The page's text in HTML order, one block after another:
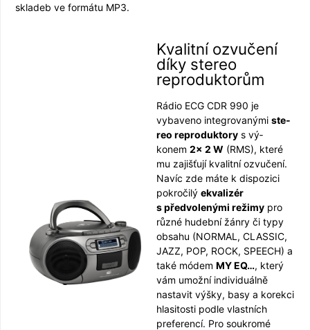
skladeb ve formátu MP3.
Kvalitní ozvučení
díky stereo
reproduktorům
Rádio ECG CDR 990 je
vybaveno integrovanými ste­
reo reproduktory s vý­
konem 2× 2 W (RMS), které
mu zajišťují kvalitní ozvučení.
Navíc zde máte k dispozici
pokročilý ekva­lizér
s předvolenými režimy pro
různé hudební žánry či typy
obsahu (NORMAL, CLASSIC,
JAZZ, POP, ROCK, SPEECH) a
také módem MY EQ…, který
vám umožní individuálně
nastavit výšky, basy a korekci
hlasitosti podle vlastních
preferencí. Pro soukromé